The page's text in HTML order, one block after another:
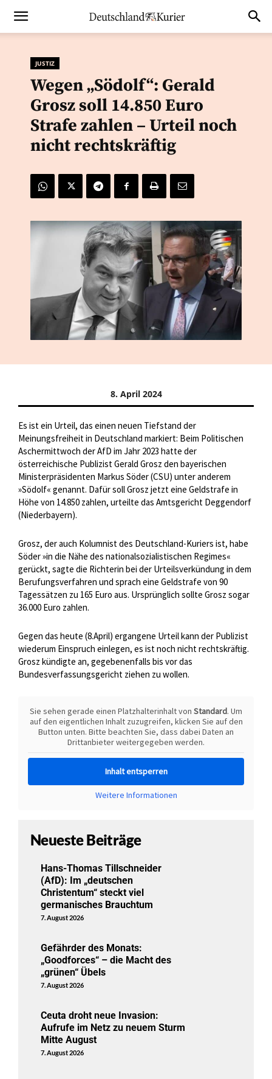
JUSTIZ
Wegen „Södolf“: Gerald
Grosz soll 14.850 Euro
Strafe zahlen – Urteil noch
nicht rechtskräftig
8. April 2024
Es ist ein Urteil, das einen neuen Tiefstand der
Meinungsfreiheit in Deutschland markiert: Beim Politischen
Aschermittwoch der AfD im Jahr 2023 hatte der
österreichische Publizist Gerald Grosz den bayerischen
Ministerpräsidenten Markus Söder (CSU) unter anderem
»Södolf« genannt. Dafür soll Grosz jetzt eine Geldstrafe in
Höhe von 14.850 zahlen, urteilte das Amtsgericht Deggendorf
(Niederbayern).
Grosz, der auch Kolumnist des Deutschland-Kuriers ist, habe
Söder »in die Nähe des nationalsozialistischen Regimes«
gerückt, sagte die Richterin bei der Urteilsverkündung in dem
Berufungsverfahren und sprach eine Geldstrafe von 90
Tagessätzen zu 165 Euro aus. Ursprünglich sollte Grosz sogar
36.000 Euro zahlen.
Gegen das heute (8.April) ergangene Urteil kann der Publizist
wiederum Einspruch einlegen, es ist noch nicht rechtskräftig.
Grosz kündigte an, gegebenenfalls bis vor das
Bundesverfassungsgericht ziehen zu wollen.
Sie sehen gerade einen Platzhalterinhalt von Standard. Um
auf den eigentlichen Inhalt zuzugreifen, klicken Sie auf den
Button unten. Bitte beachten Sie, dass dabei Daten an
Drittanbieter weitergegeben werden.
Inhalt entsperren
Weitere Informationen
Neueste Beiträge
Hans-Thomas Tillschneider
(AfD): Im „deutschen
Christentum“ steckt viel
germanisches Brauchtum
7. August 2026
Gefährder des Monats:
„Goodforces“ – die Macht des
„grünen“ Übels
7. August 2026
Ceuta droht neue Invasion:
Aufrufe im Netz zu neuem Sturm
Mitte August
7. August 2026